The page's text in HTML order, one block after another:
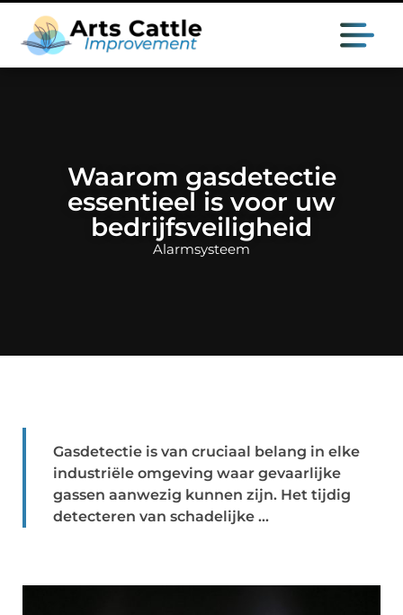
Waarom gasdetectie
essentieel is voor uw
bedrijfsveiligheid
Alarmsysteem
Gasdetectie is van cruciaal belang in elke
industriële omgeving waar gevaarlijke
gassen aanwezig kunnen zijn. Het tijdig
detecteren van schadelijke ...